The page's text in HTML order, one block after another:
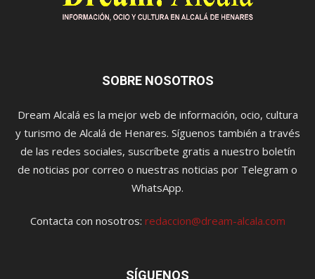
SOBRE NOSOTROS
Dream Alcalá es la mejor web de información, ocio, cultura
y turismo de Alcalá de Henares. Síguenos también a través
de las redes sociales, suscríbete gratis a nuestro boletín
de noticias por correo o nuestras noticias por Telegram o
WhatsApp.
Contacta con nosotros: redaccion@dream-alcala.com
SÍGUENOS